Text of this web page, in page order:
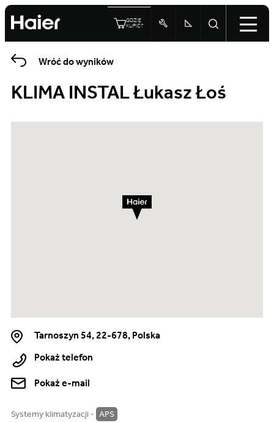
GDZIE
KUPIĆ?
Wróć do wyników
KLIMA INSTAL Łukasz Łoś
Tarnoszyn 54, 22-678, Polska
Pokaż telefon
Pokaż e-mail
Systemy klimatyzacji - APS